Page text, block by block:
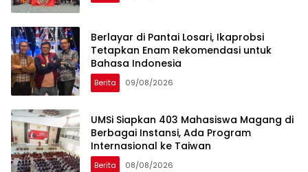
Berlayar di Pantai Losari, Ikaprobsi
Tetapkan Enam Rekomendasi untuk
Bahasa Indonesia
Berita 09/08/2026
UMSi Siapkan 403 Mahasiswa Magang di
Berbagai Instansi, Ada Program
Internasional ke Taiwan
Berita 08/08/2026